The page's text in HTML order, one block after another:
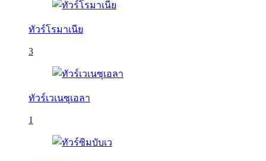
ทัวร์โรมาเนีย
3
ทัวร์เวเนซุเอลา
1